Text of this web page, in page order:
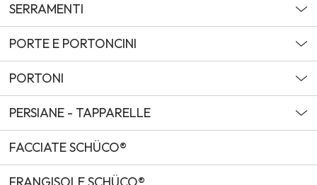
SERRAMENTI
PORTE E PORTONCINI
PORTONI
PERSIANE - TAPPARELLE
FACCIATE SCHÜCO®